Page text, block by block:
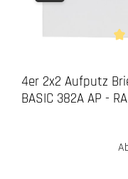
4er 2x2 Aufputz
BASIC 382A AP -